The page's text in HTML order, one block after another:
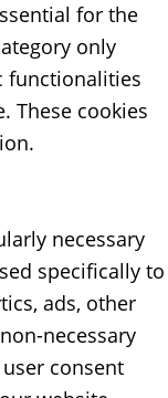
for the
only
functionalities
These cookies
necessary
specifically to
ads, other
necessary
consent